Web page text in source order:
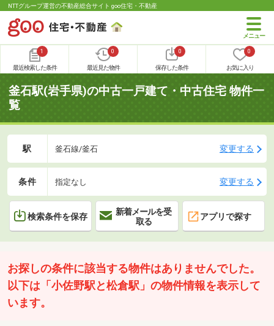
NTTグループ運営の不動産総合サイト goo住宅・不動産
1
最近検索した条件
0
最近見た物件
0
保存した条件
0
お気に入り
釜石駅(岩手県)の中古一戸建て・中古住宅 物件一
覧
駅 釜石線/釜石 変更する
条件 指定なし 変更する
検索条件を保存
新着メールを受
取る
アプリで探す
お探しの条件に該当する物件はありませんでした。
以下は「小佐野駅と松倉駅」の物件情報を表示して
います。